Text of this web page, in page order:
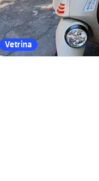
Vetrina